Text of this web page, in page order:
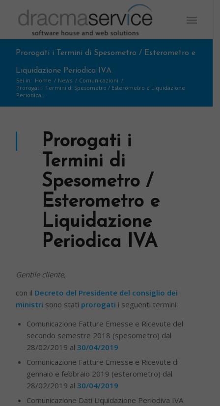
Prorogati i Termini di Spesometro / Esterometro e
Liquidazione Periodica IVA
Sei in: Home / News / Comunicazioni /
Prorogati i Termini di Spesometro / Esterometro e Liquidazione
Periodica...
Prorogati i
Termini di
Spesometro /
Esterometro e
Liquidazione
Periodica IVA
Gentile cliente,
con il Decreto del Presidente del consiglio dei
ministri sono stati prorogati i seguenti termini:
Comunicazione Fatture Emesse e Ricevute del
secondo semestre 2018 (spesometro) dal
28/02/2019 al30/04/2019
Comunicazione Fatture Emesse e Ricevute di
gennaio e febbraio 2019 (esterometro) dal
28/02/2019 al30/04/2019
Comunicazione Dati Liquidazione Periodiva IVA